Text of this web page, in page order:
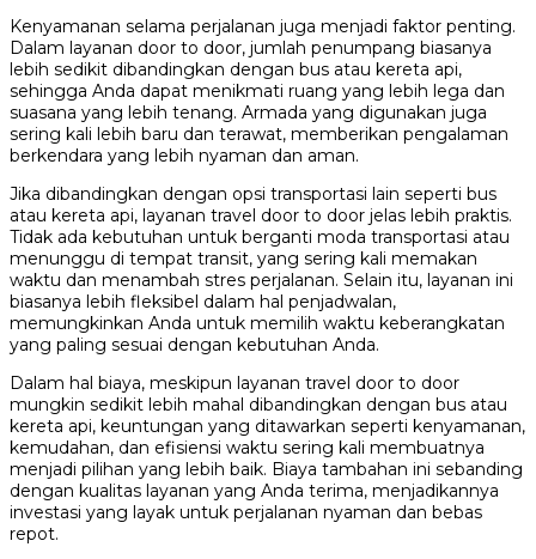
Kenyamanan selama perjalanan juga menjadi faktor penting.
Dalam layanan door to door, jumlah penumpang biasanya
lebih sedikit dibandingkan dengan bus atau kereta api,
sehingga Anda dapat menikmati ruang yang lebih lega dan
suasana yang lebih tenang. Armada yang digunakan juga
sering kali lebih baru dan terawat, memberikan pengalaman
berkendara yang lebih nyaman dan aman.
Jika dibandingkan dengan opsi transportasi lain seperti bus
atau kereta api, layanan travel door to door jelas lebih praktis.
Tidak ada kebutuhan untuk berganti moda transportasi atau
menunggu di tempat transit, yang sering kali memakan
waktu dan menambah stres perjalanan. Selain itu, layanan ini
biasanya lebih fleksibel dalam hal penjadwalan,
memungkinkan Anda untuk memilih waktu keberangkatan
yang paling sesuai dengan kebutuhan Anda.
Dalam hal biaya, meskipun layanan travel door to door
mungkin sedikit lebih mahal dibandingkan dengan bus atau
kereta api, keuntungan yang ditawarkan seperti kenyamanan,
kemudahan, dan efisiensi waktu sering kali membuatnya
menjadi pilihan yang lebih baik. Biaya tambahan ini sebanding
dengan kualitas layanan yang Anda terima, menjadikannya
investasi yang layak untuk perjalanan nyaman dan bebas
repot.